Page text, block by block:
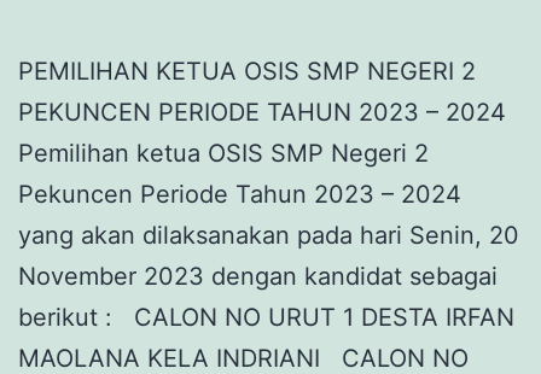
PEMILIHAN KETUA OSIS SMP NEGERI 2
PEKUNCEN PERIODE TAHUN 2023 – 2024
Pemilihan ketua OSIS SMP Negeri 2
Pekuncen Periode Tahun 2023 – 2024
yang akan dilaksanakan pada hari Senin, 20
November 2023 dengan kandidat sebagai
berikut : CALON NO URUT 1 DESTA IRFAN
MAOLANA KELA INDRIANI CALON NO